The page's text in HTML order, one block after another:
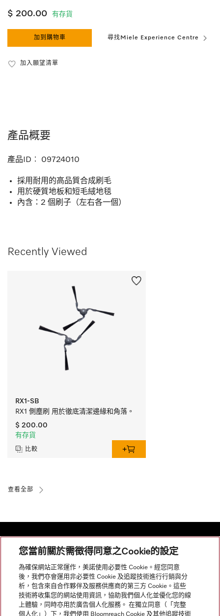
$ 200.00 有存貨
加到購物車 尋找Miele Experience Centre
加入願望清單
產品概要
產品ID︰ 09724010
採用耐用的高品質合成刷毛
用於硬質地板和短毛絨地毯
內含：2 個刷子（左右各一個）
Recently Viewed
RX1-SB
RX1 側塵刷 用於徹底清潔邊緣和角落。
$ 200.00
有存貨
比較
查看全部
網站導航
服務
您當前關於需徵得同意之Cookie的設定
為確保網站正常運作，美諾使用必要性 Cookie。經您同意
後，我們亦會運用非必要性 Cookie 及追蹤技術進行行銷與分
析，包含來自合作夥伴及服務供應商的第三方 Cookie。這些
技術將收集您的網站使用資訊，協助我們個人化並優化您的線
上體驗，同時亦用於廣告個人化服務。 在獨立同意（「完整
個人化」）下，我們使用 Bloomreach Cookie 及其他追蹤技術